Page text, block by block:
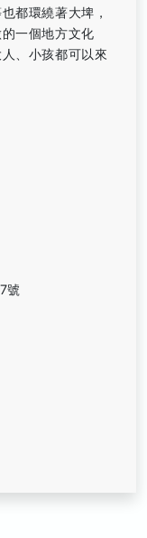
都環繞著大埤，
一個地方文化
、小孩都可以來
號